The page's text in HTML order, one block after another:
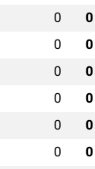
0 0
0 0
0 0
0 0
0 0
0 0